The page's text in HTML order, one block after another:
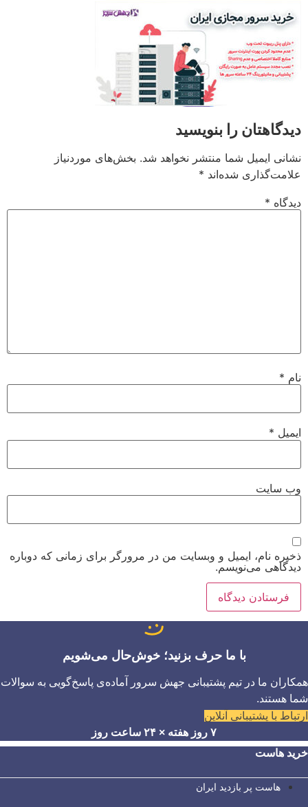
دیدگاهتان را بنویسید
نشانی ایمیل شما منتشر نخواهد شد. بخش‌های موردنیاز
علامت‌گذاری شده‌اند *
دیدگاه *
نام *
ایمیل *
وب‌ سایت
ذخیره نام، ایمیل و وبسایت من در مرورگر برای زمانی که دوباره
دیدگاهی می‌نویسم.
با ما حرف بزنید؛ خوش‌حال می‌شویم
همکاران ما در تیم پشتیبانی جهش سرور آماده‌ی پاسخ‌گویی به سوالات
شما هستند.
ارتباط با پشتیبانی آنلاین
۷ روز هفته × ۲۴ ساعت روز
خرید هاست
هاست پر بازدید ایران